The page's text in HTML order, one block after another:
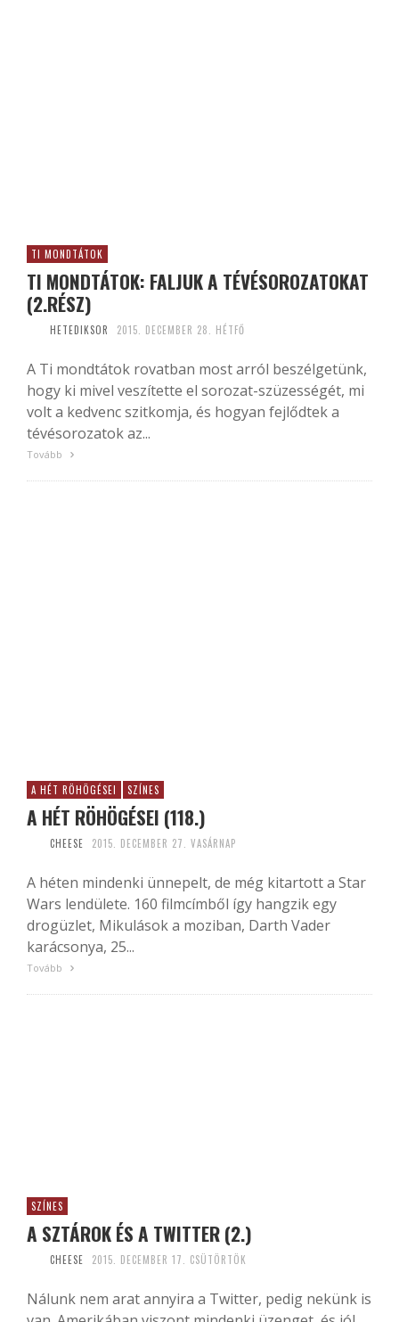
TI MONDTÁTOK
TI MONDTÁTOK: FALJUK A TÉVÉSOROZATOKAT
(2.RÉSZ)
HETEDIKSOR 2015. DECEMBER 28. HÉTFŐ
A Ti mondtátok rovatban most arról beszélgetünk,
hogy ki mivel veszítette el sorozat-szüzességét, mi
volt a kedvenc szitkomja, és hogyan fejlődtek a
tévésorozatok az...
Tovább
A HÉT RÖHÖGÉSEI SZÍNES
A HÉT RÖHÖGÉSEI (118.)
CHEESE 2015. DECEMBER 27. VASÁRNAP
A héten mindenki ünnepelt, de még kitartott a Star
Wars lendülete. 160 filmcímből így hangzik egy
drogüzlet, Mikulások a moziban, Darth Vader
karácsonya, 25...
Tovább
SZÍNES
A SZTÁROK ÉS A TWITTER (2.)
CHEESE 2015. DECEMBER 17. CSÜTÖRTÖK
Nálunk nem arat annyira a Twitter, pedig nekünk is